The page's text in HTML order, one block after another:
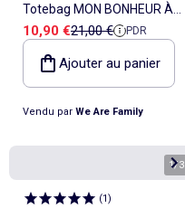
Totebag MON BONHEUR À
MOI C'EST NOS MOMENTS À
NOUS
Prix de vente
10,90 €Prix de référence
21,00 € PDR
Ajouter au panier
Vendu par We Are Family
1/3
(1)